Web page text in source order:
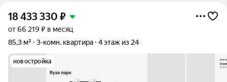
18 433 330 ₽
от 66 219 ₽ в месяц
85,3 м²
3-комн. квартира 4 этаж из 24
новостройка